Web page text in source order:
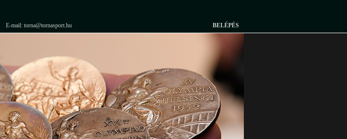
E-mail: torna@tornasport.hu BELÉPÉS